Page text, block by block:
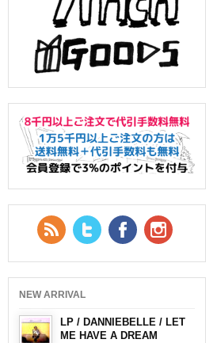
RSS FeedTwitter Facebook
NEW ARRIVAL
LP / DANNIEBELLE / LET
ME HAVE A DREAM